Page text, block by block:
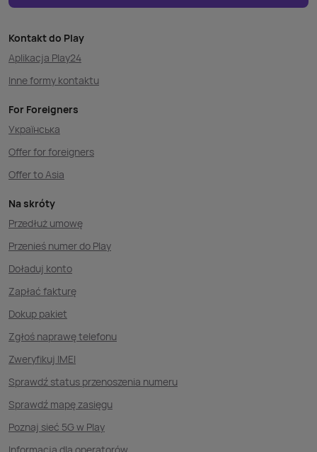
Kontakt do Play
Aplikacja Play24
Inne formy kontaktu
For Foreigners
Українська
Offer for foreigners
Offer to Asia
Na skróty
Przedłuż umowę
Przenieś numer do Play
Doładuj konto
Zapłać fakturę
Dokup pakiet
Zgłoś naprawę telefonu
Zweryfikuj IMEI
Sprawdź status przenoszenia numeru
Sprawdź mapę zasięgu
Poznaj sieć 5G w Play